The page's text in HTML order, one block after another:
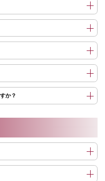
か？
場は、おおむね20～40万円ほど
い合わせても失礼には当たりま
すめします。
の希望によりオリジナルの花祭
のイメージに相応しい祭壇を設
持つユー花園のスタッフによ
葬いただいた方々の労をねぎら
れる会食の席です。関東地方で
けでも箸をつけるのがマナーと
は異なります。
は続きます。また故人様が遺さ
のさまざまなお悩みの解消も、
ていただきますので、どうぞお
り込みやクレジット決済・コン
ろん、神葬祭やキリスト教式な
一般的ですが、菩提寺を持たれ